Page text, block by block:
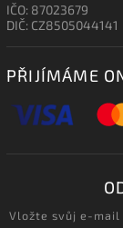
IČO: 87023679
DIČ: CZ8505044141
PŘIJÍMÁME
Vložte svůj e-mail